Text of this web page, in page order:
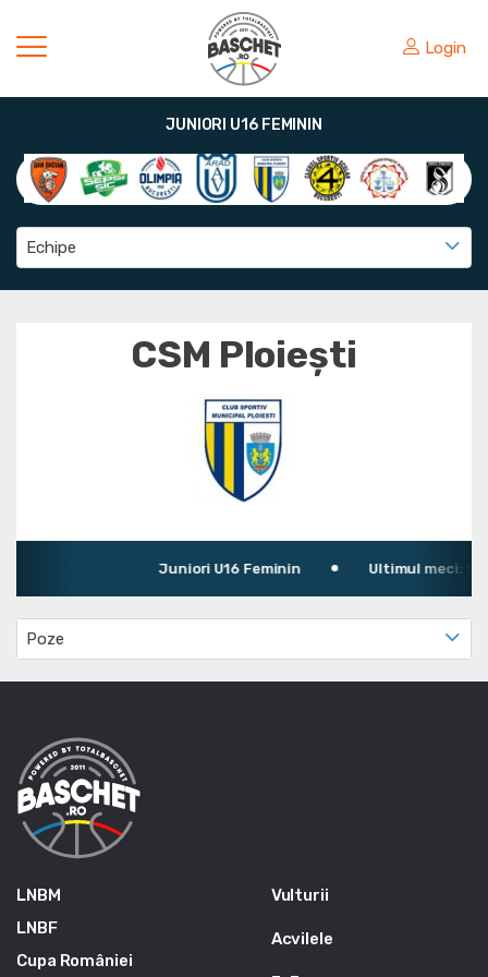
Login
JUNIORI U16 FEMININ
Echipe
CSM Ploiești
Juniori U16 Feminin Ultimul meci:
Poze
LNBM
LNBF
Cupa României
Vulturii
Acvilele